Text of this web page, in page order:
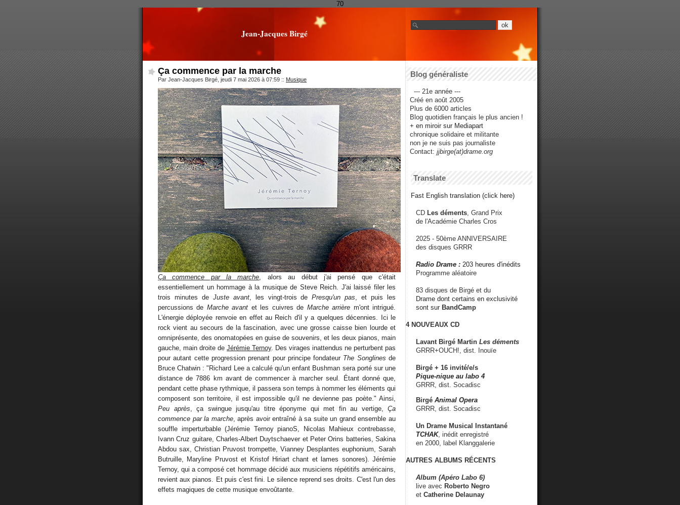
70
Jean-Jacques Birgé
Ça commence par la marche
Par Jean-Jacques Birgé, jeudi 7 mai 2026 à 07:59 :: Musique
Ça commence par la marche , alors au début j'ai pensé que c'était
essentiellement un hommage à la musique de Steve Reich. J'ai laissé filer les
trois minutes de Juste avant, les vingt-trois dePresqu'un pas , et puis les
percussions de Marche avant et les cuivres de Marche arrière m'ont intrigué.
L'énergie déployée renvoie en effet au Reich d'il y a quelques décennies. Ici le
rock vient au secours de la fascination, avec une grosse caisse bien lourde et
omniprésente, des onomatopées en guise de souvenirs, et les deux pianos, main
gauche, main droite de Jérémie Ternoy. Des virages inattendus ne perturbent pas
pour autant cette progression prenant pour principe fondateur The Songlines de
Bruce Chatwin : "Richard Lee a calculé qu'un enfant Bushman sera porté sur une
distance de 7886 km avant de commencer à marcher seul. Étant donné que,
pendant cette phase rythmique, il passera son temps à nommer les éléments qui
composent son territoire, il est impossible qu'il ne devienne pas poète." Ainsi,
Peu après , ça swingue jusqu'au titre éponyme qui met fin au vertige, Ça
commence par la marche, après avoir entraîné à sa suite un grand ensemble au
souffle imperturbable (Jérémie Ternoy pianoS, Nicolas Mahieux contrebasse,
Ivann Cruz guitare, Charles-Albert Duytschaever et Peter Orins batteries, Sakina
Abdou sax, Christian Pruvost trompette, Vianney Desplantes euphonium, Sarah
Butruille, Maryline Pruvost et Kristof Hiriart chant et lames sonores). Jérémie
Ternoy, qui a composé cet hommage décidé aux musiciens répétitifs américains,
revient aux pianos. Et puis c'est fini. Le silence reprend ses droits. C'est l'un des
effets magiques de cette musique envoûtante.
Blog généraliste
--- 21e année ---
Créé en août 2005
Plus de 6000 articles
Blog quotidien français le plus ancien !
+ en miroir sur Mediapart
chronique solidaire et militante
non je ne suis pas journaliste
Contact: jjbirge(at)drame.org
Translate
Fast English translation (click here)
CD Les déments , Grand Prix
de l'Académie Charles Cros
2025 - 50ème ANNIVERSAIRE
des disques GRRR
Radio Drame : 203 heures d'inédits
Programme aléatoire
83 disques de Birgé et du
Drame dont certains en exclusivité
sont sur BandCamp
4 NOUVEAUX CD
Lavant Birgé Martin Les déments
GRRR+OUCH!, dist. Inouïe
Birgé + 16 invité/e/s
Pique-nique au labo 4
GRRR, dist. Socadisc
Birgé Animal Opera
GRRR, dist. Socadisc
Un Drame Musical Instantané
TCHAK, inédit enregistré
en 2000, label Klanggalerie
AUTRES ALBUMS RÉCENTS
Album (Apéro Labo 6)
live avec Roberto Negro
et Catherine Delaunay